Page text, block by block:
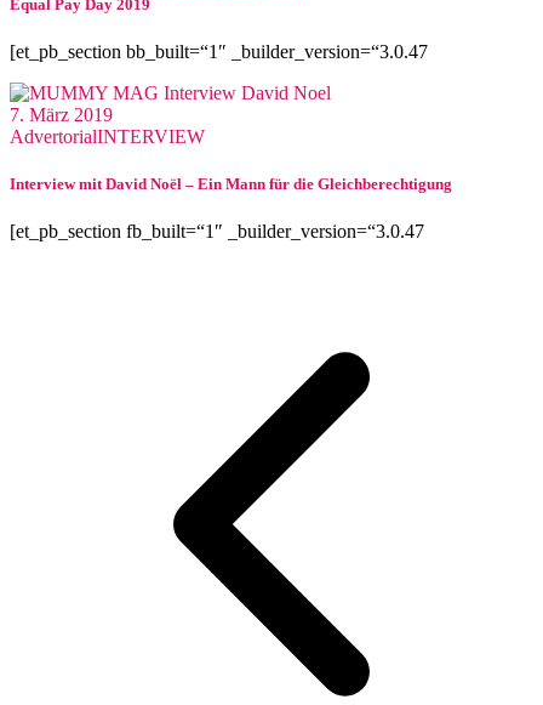
Equal Pay Day 2019
[et_pb_section bb_built=“1″ _builder_version=“3.0.47
7. März 2019
AdvertorialINTERVIEW
Interview mit David Noël – Ein Mann für die Gleichberechtigung
[et_pb_section fb_built=“1″ _builder_version=“3.0.47